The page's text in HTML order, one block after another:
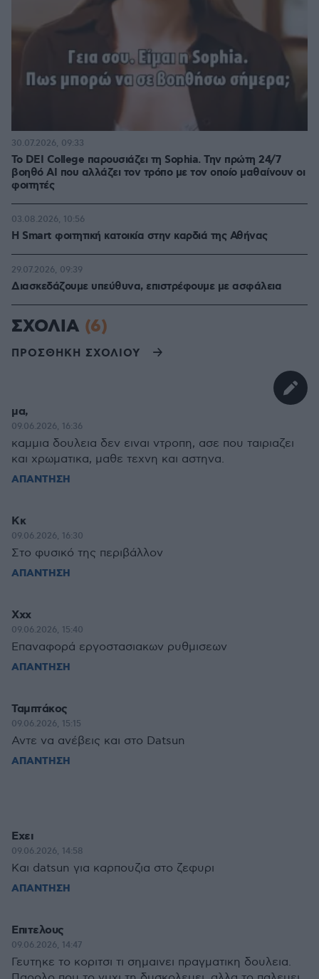
Το DEI College παρουσιάζει τη Sophia. Την πρώτη 24/7
βοηθό AI που αλλάζει τον τρόπο με τον οποίο μαθαίνουν οι
φοιτητές
30.07.2026, 09:33
Η Smart φοιτητική κατοικία στην καρδιά της Αθήνας
03.08.2026, 10:56
Διασκεδάζουμε υπεύθυνα, επιστρέφουμε με ασφάλεια
29.07.2026, 09:39
ΣΧΟΛΙΑ (6)
ΠΡΟΣΘΗΚΗ ΣΧΟΛΙΟΥ
μα,
09.06.2026, 16:36
καμμια δουλεια δεν ειναι ντροπη, ασε που ταιριαζει
και χρωματικα, μαθε τεχνη και αστηνα.
ΑΠΑΝΤΗΣΗ
Κκ
09.06.2026, 16:30
Στο φυσικό της περιβάλλον
ΑΠΑΝΤΗΣΗ
Xxx
09.06.2026, 15:40
Επαναφορά εργοστασιακων ρυθμισεων
ΑΠΑΝΤΗΣΗ
Ταμπτάκος
09.06.2026, 15:15
Αντε να ανέβεις και στο Datsun
ΑΠΑΝΤΗΣΗ
Εχει
09.06.2026, 14:58
Και datsun για καρπουζια στο ζεφυρι
ΑΠΑΝΤΗΣΗ
Επιτελους
09.06.2026, 14:47
Γευτηκε το κοριτσι τι σημαινει πραγματικη δουλεια.